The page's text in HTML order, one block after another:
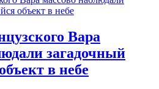
Вара
загадочный
в небе